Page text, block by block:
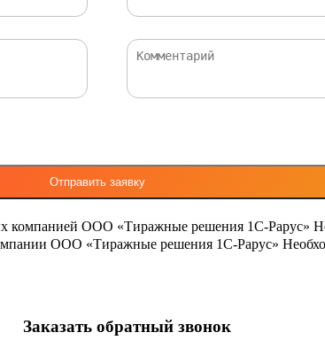
компанией ООО «Тиражные решения 1С-Рарус»
ООО «Тиражные решения 1С-Рарус»
Заказать обратный звонок